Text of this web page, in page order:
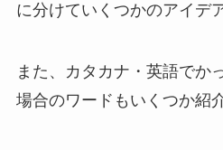
に分けていくつかのアイデ
また、カタカナ・英語でか
場合のワードもいくつか紹